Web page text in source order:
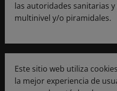
las autoridades sanitarias
multinivel y/o piramidales.
Este sitio web utiliza
la mejor experiencia de